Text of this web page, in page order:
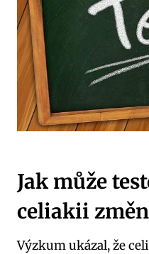
Jak může
celiakii
Výzkum ukázal, že